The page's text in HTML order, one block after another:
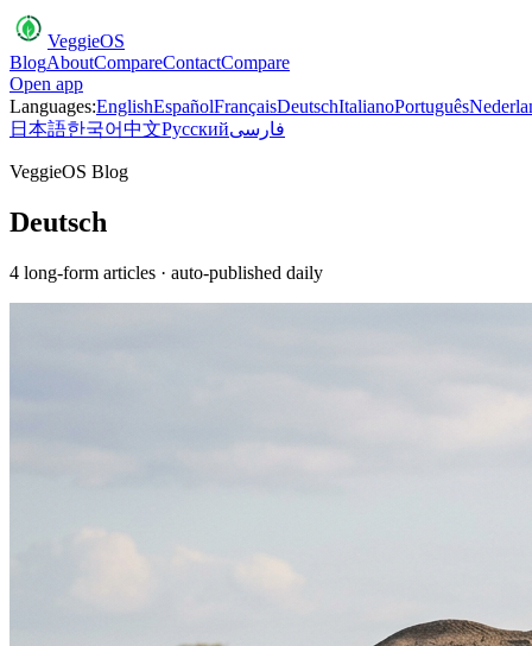
VeggieOS
BlogAboutCompareContactCompare
Open app
Languages:EnglishEspañolFrançaisDeutschItalianoPortuguês
日本語한국어中文Русскийفارسی
VeggieOS Blog
Deutsch
4 long-form articles · auto-published daily